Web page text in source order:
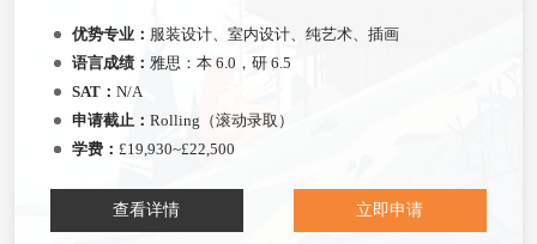
优势专业： 服装设计、室内设计、纯艺术、插画
语言成绩： 雅思：本 6.0，研 6.5
SAT： N/A
申请截止： Rolling（滚动录取）
学费： £19,930~£22,500
查看详情 立即申请